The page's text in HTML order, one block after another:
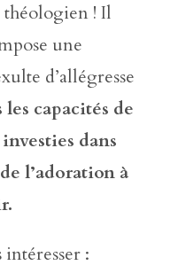
! Il
une
d’allégresse
les capacités de
dans
l’adoration à
: